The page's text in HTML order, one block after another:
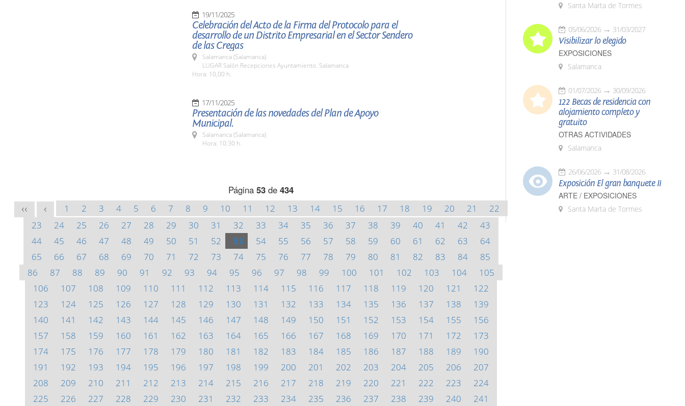
19/11/2025
Celebración del Acto de la Firma del Protocolo para el
desarrollo de un Distrito Empresarial en el Sector Sendero
de las Cregas
Salamanca (Salamanca)
LUGAR Salón Recepciones Ayuntamiento. Salamanca
Hora: 10,00 h.
17/11/2025
Presentación de las novedades del Plan de Apoyo
Municipal.
Salamanca (Salamanca)
Hora: 10:30 h.
Página 53 de 434
<< < 1 2 3 4 5 6 7 8 9 10 11 12 13 14 15 16 17 18 19 20 21
22
23
24 25 26 27 28 29 30 31 32 33 34 35 36 37 38 39 40 41 42
43
44
45 46 47 48 49 50 51 52 53 54 55 56 57 58 59 60 61 62 63
64
65
66 67 68 69 70 71 72 73 74 75 76 77 78 79 80 81 82 83 84
85
86
87 88 89 90 91 92 93 94 95 96 97 98 99 100 101 102 103 104
105
106
107 108 109 110 111 112 113 114 115 116 117 118 119 120 121
122
123
124 125 126 127 128 129 130 131 132 133 134 135 136 137 138
139
140
141 142 143 144 145 146 147 148 149 150 151 152 153 154 155
156
157
158 159 160 161 162 163 164 165 166 167 168 169 170 171 172
173
174
175 176 177 178 179 180 181 182 183 184 185 186 187 188 189
190
191
192 193 194 195 196 197 198 199 200 201 202 203 204 205 206
207
208
209 210 211 212 213 214 215 216 217 218 219 220 221 222 223
224
225
226 227 228 229 230 231 232 233 234 235 236 237 238 239 240 241
Santa Marta de Tormes
05/06/2026 31/03/2027
Visibilizar lo elegido
EXPOSICIONES
Salamanca
01/07/2026 30/09/2026
122 Becas de residencia con
alojamiento completo y
gratuito
OTRAS ACTIVIDADES
Salamanca
26/06/2026 31/08/2026
Exposición El gran banquete II
ARTE / EXPOSICIONES
Santa Marta de Tormes